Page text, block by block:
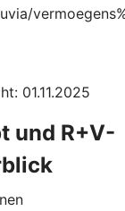
01.11.2025
und R+V-